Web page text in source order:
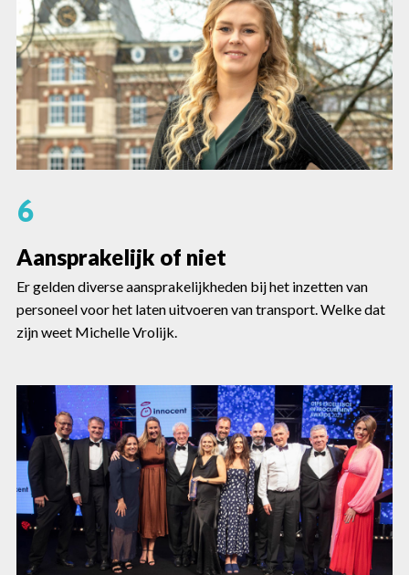
6
Aansprakelijk of niet
Er gelden diverse aansprakelijkheden bij het inzetten van
personeel voor het laten uitvoeren van transport. Welke dat
zijn weet Michelle Vrolijk.